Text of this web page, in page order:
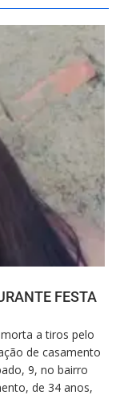
FESTA
a tiros pelo
de casamento
9, no bairro
de 34 anos,